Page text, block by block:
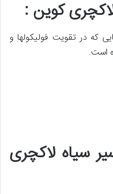
کوین :
که در تقویت فولیکولها و
است.
سیاه لاکچری